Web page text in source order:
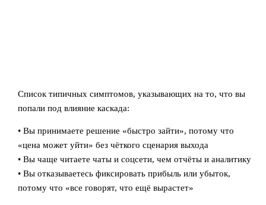
Список типичных симптомов, указывающих на то, что вы
попали под влияние каскада:
• Вы принимаете решение «быстро зайти», потому что
«цена может уйти» без чёткого сценария выхода
• Вы чаще читаете чаты и соцсети, чем отчёты и аналитику
• Вы отказываетесь фиксировать прибыль или убыток,
потому что «все говорят, что ещё вырастет»